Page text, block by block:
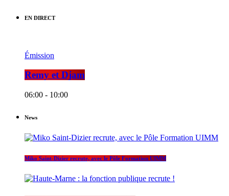
EN DIRECT
Émission
Remy et Djam
06:00 - 10:00
News
Miko Saint-Dizier recrute, avec le Pôle Formation UIMM